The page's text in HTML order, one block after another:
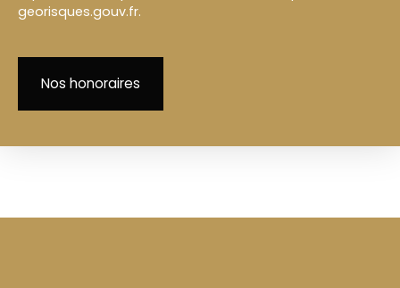
georisques.gouv.fr.
Nos honoraires